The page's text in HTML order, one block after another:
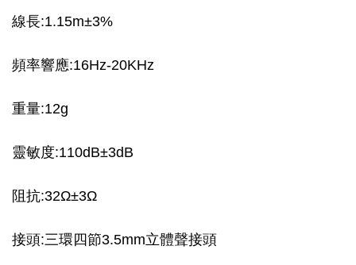
線長:1.15m±3%
頻率響應:16Hz-20KHz
重量:12g
靈敏度:110dB±3dB
阻抗:32Ω±3Ω
接頭:三環四節3.5mm立體聲接頭